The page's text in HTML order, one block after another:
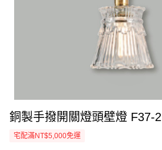
銅製手撥開關燈頭壁燈 F37-
宅配滿NT$5,000免運